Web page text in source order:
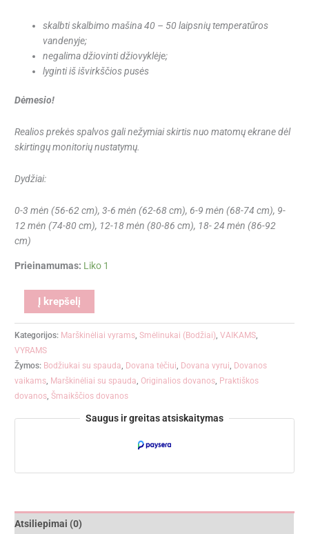
skalbti skalbimo mašina 40 – 50 laipsnių temperatūros
vandenyje;
negalima džiovinti džiovyklėje;
lyginti iš išvirkščios pusės
Dėmesio!
Realios prekės spalvos gali nežymiai skirtis nuo matomų ekrane dėl
skirtingų monitorių nustatymų.
Dydžiai:
0-3 mėn (56-62 cm), 3-6 mėn (62-68 cm), 6-9 mėn (68-74 cm), 9-
12 mėn (74-80 cm), 12-18 mėn (80-86 cm), 18- 24 mėn (86-92
cm)
Prieinamumas: Liko 1
Į krepšelį
Kategorijos: Marškinėliai vyrams,Smėlinukai (Bodžiai),VAIKAMS,
VYRAMS
Žymos: Bodžiukai su spauda, Dovana tėčiui, Dovana vyrui, Dovanos
vaikams, Marškinėliai su spauda, Originalios dovanos, Praktiškos
dovanos,Šmaikščios dovanos
Saugus ir greitas atsiskaitymas
Atsiliepimai (0)